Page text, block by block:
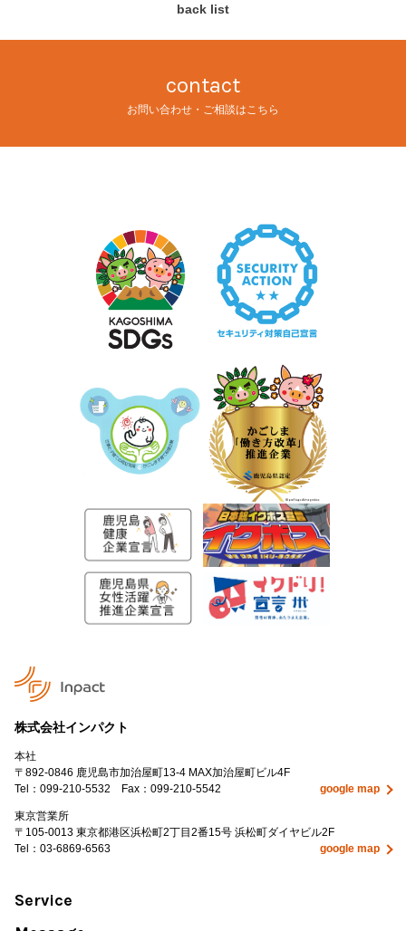
back list
contact
お問い合わせ・ご相談はこちら
株式会社インパクト
本社
〒892-0846 鹿児島市加治屋町13-4 MAX加治屋町ビル4F
Tel： 099-210-5532 Fax：099-210-5542 google map
東京営業所
〒105-0013 東京都港区浜松町2丁目2番15号 浜松町ダイヤビル2F
Tel： 03-6869-6563 google map
Service